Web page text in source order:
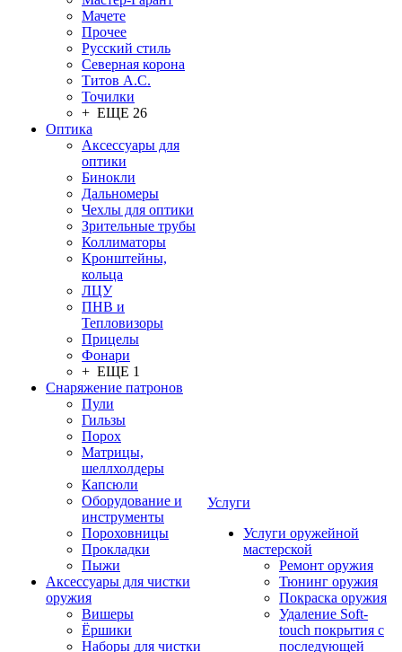
Мачете
Прочее
Русский стиль
Северная корона
Титов А.С.
Точилки
+ ЕЩЕ 26
Оптика
Аксессуары для
оптики
Бинокли
Дальномеры
Чехлы для оптики
Зрительные трубы
Коллиматоры
Кронштейны,
кольца
ЛЦУ
ПНВ и
Тепловизоры
Прицелы
Фонари
+ ЕЩЕ 1
Снаряжение патронов
Пули
Гильзы
Порох
Матрицы,
шеллхолдеры
Капсюли
Оборудование и
инструменты
Пороховницы
Прокладки
Пыжи
Аксессуары для чистки
оружия
Вишеры
Ёршики
Наборы для чистки
Услуги
Услуги оружейной
мастерской
Ремонт оружия
Тюнинг оружия
Покраска оружия
Удаление Soft-
touch покрытия с
последующей